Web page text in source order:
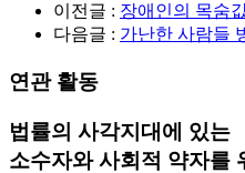
이전글 : 장애인의 목숨
다음글 : 가난한 사람들
연관 활동
법률의 사각지대에 있는
소수자와 사회적 약자를